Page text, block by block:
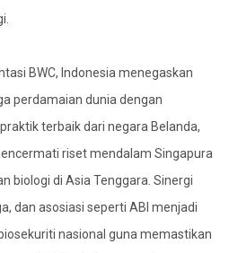
BWC, Indonesia menegaskan
perdamaian dunia dengan
terbaik dari negara Belanda,
riset mendalam Singapura
biologi di Asia Tenggara. Sinergi
dan asosiasi seperti ABI menjadi
nasional guna memastikan